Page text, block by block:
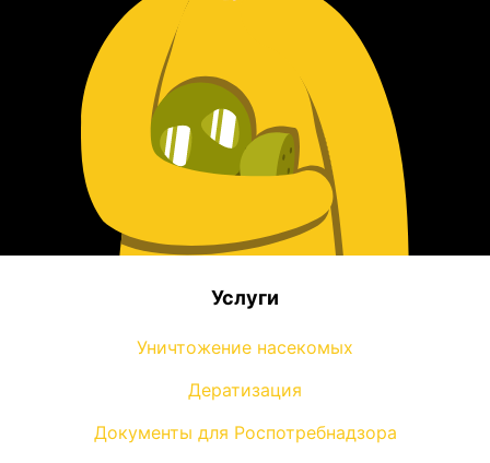
Услуги
Уничтожение насекомых
Дератизация
Документы для Роспотребнадзора